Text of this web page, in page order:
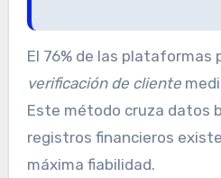
El 76% de las
verificación de cliente
Este método cruza datos
registros financieros
máxima fiabilidad.